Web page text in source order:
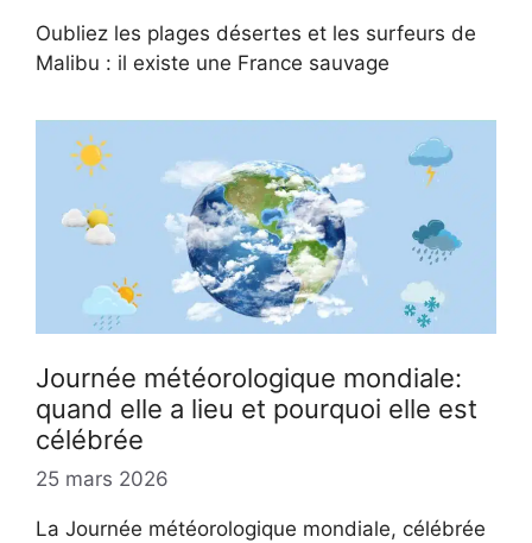
Oubliez les plages désertes et les surfeurs de
Malibu : il existe une France sauvage
Journée météorologique mondiale:
quand elle a lieu et pourquoi elle est
célébrée
25 mars 2026
La Journée météorologique mondiale, célébrée